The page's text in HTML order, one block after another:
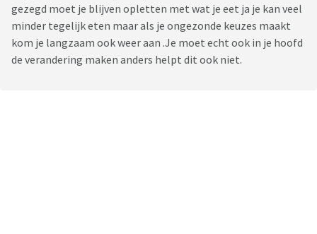
gezegd moet je blijven opletten met wat je eet ja je kan veel
minder tegelijk eten maar als je ongezonde keuzes maakt
kom je langzaam ook weer aan .Je moet echt ook in je hoofd
de verandering maken anders helpt dit ook niet.